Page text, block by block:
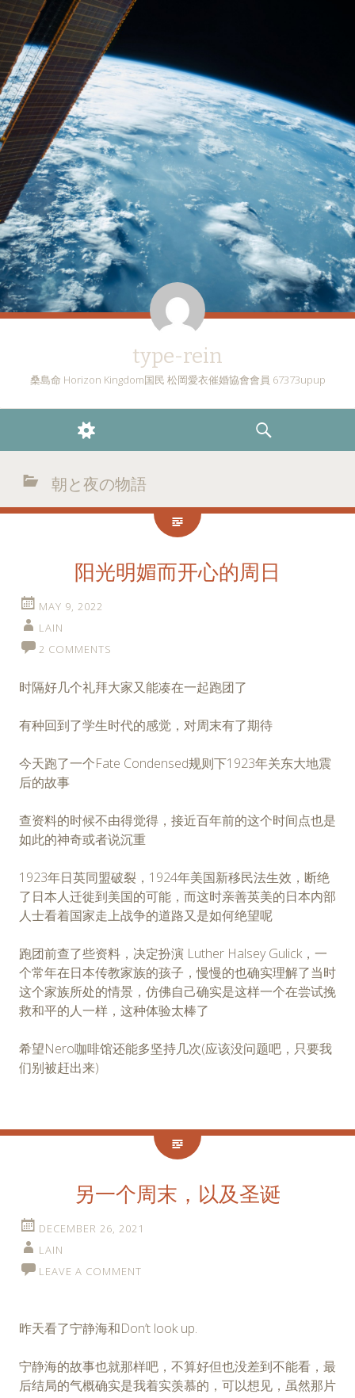
type-rein
桑島命 Horizon Kingdom国民 松岡愛衣催婚協會會員 67373upup
WIDGETS
SEARCH
朝と夜の物語
阳光明媚而开心的周日
MAY 9, 2022
LAIN
2 COMMENTS
时隔好几个礼拜大家又能凑在一起跑团了
有种回到了学生时代的感觉，对周末有了期待
今天跑了一个Fate Condensed规则下1923年关东大地震
后的故事
查资料的时候不由得觉得，接近百年前的这个时间点也是
如此的神奇或者说沉重
1923年日英同盟破裂，1924年美国新移民法生效，断绝
了日本人迁徙到美国的可能，而这时亲善英美的日本内部
人士看着国家走上战争的道路又是如何绝望呢
跑团前查了些资料，决定扮演 Luther Halsey Gulick，一
个常年在日本传教家族的孩子，慢慢的也确实理解了当时
这个家族所处的情景，仿佛自己确实是这样一个在尝试挽
救和平的人一样，这种体验太棒了
希望Nero咖啡馆还能多坚持几次(应该没问题吧，只要我
们别被赶出来)
另一个周末，以及圣诞
DECEMBER 26, 2021
LAIN
LEAVE A COMMENT
昨天看了宁静海和Don’t look up.
宁静海的故事也就那样吧，不算好但也没差到不能看，最
后结局的气概确实是我着实羡慕的，可以想见，虽然那片